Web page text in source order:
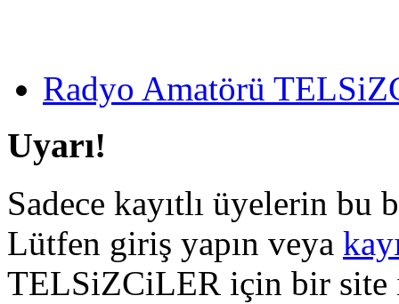
Radyo Amatörü
Uyarı!
Sadece kayıtlı üyelerin bu
Lütfen giriş yapın veya
TELSiZCiLER için bir